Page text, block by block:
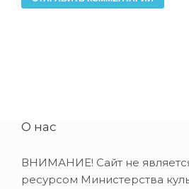
О нас
ВНИМАНИЕ! Сайт не
ресурсом Министерства